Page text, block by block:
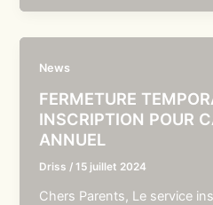
News
FERMETURE
INSCRIPTION POUR
ANNUEL
Driss /15 juillet 2024
Chers Parents, Le service